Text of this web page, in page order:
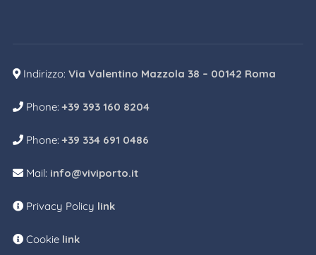
Indirizzo: Via Valentino Mazzola 38 – 00142 Roma
Phone:+39 393 160 8204
Phone:+39 334 691 0486
Mail: info@viviporto.it
Privacy Policy link
Cookie link